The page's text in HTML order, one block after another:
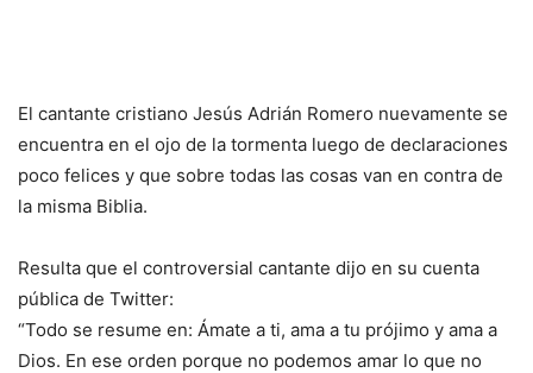
El cantante cristiano Jesús Adrián Romero nuevamente se
encuentra en el ojo de la tormenta luego de declaraciones
poco felices y que sobre todas las cosas van en contra de
la misma Biblia.
Resulta que el controversial cantante dijo en su cuenta
pública de Twitter:
“Todo se resume en: Ámate a ti, ama a tu prójimo y ama a
Dios. En ese orden porque no podemos amar lo que no